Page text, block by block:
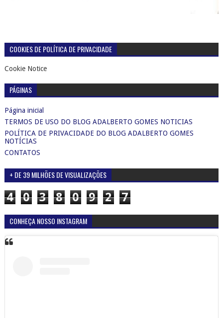
COOKIES DE POLÍTICA DE PRIVACIDADE
Cookie Notice
PÁGINAS
Página inicial
TERMOS DE USO DO BLOG ADALBERTO GOMES NOTICIAS
POLÍTICA DE PRIVACIDADE DO BLOG ADALBERTO GOMES
NOTÍCIAS
CONTATOS
+ DE 39 MILHÕES DE VISUALIZAÇÕES
4 0 3 8 0 9 2 7
CONHEÇA NOSSO INSTAGRAM